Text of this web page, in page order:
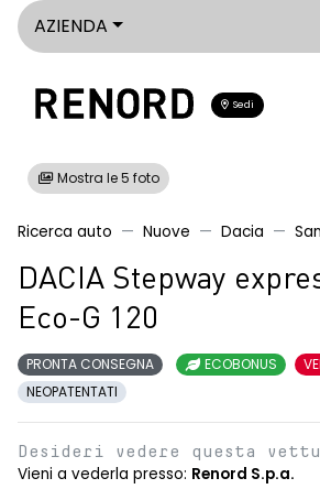
AZIENDA
Sedi
Mostra le 5 foto
Ricerca auto Nuove Dacia
DACIA Stepway
Eco-G 120
PRONTA CONSEGNA ECOBONUS
NEOPATENTATI
Desideri vedere questa
Vieni a vederla presso: Renord S.p.a.